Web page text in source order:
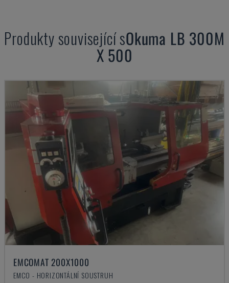
Produkty související sOkuma LB 300M
X 500
EMCOMAT 200X1000
EMCO - HORIZONTÁLNÍ SOUSTRUH